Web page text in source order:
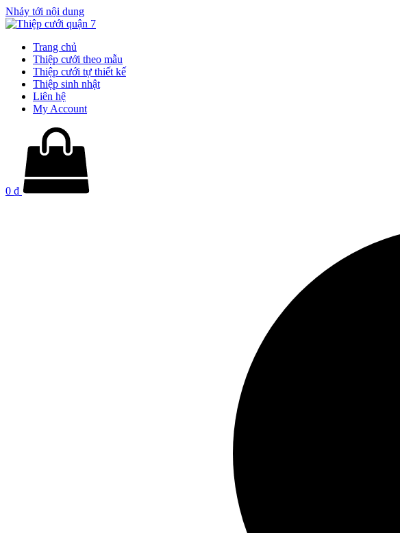
Nhảy tới nội dung
Trang chủ
Thiệp cưới theo mẫu
Thiệp cưới tự thiết kế
Thiệp sinh nhật
Liên hệ
My Account
0 ₫